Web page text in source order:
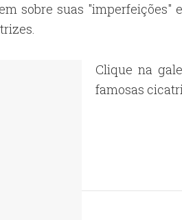
sobre suas
Clique na
famosas